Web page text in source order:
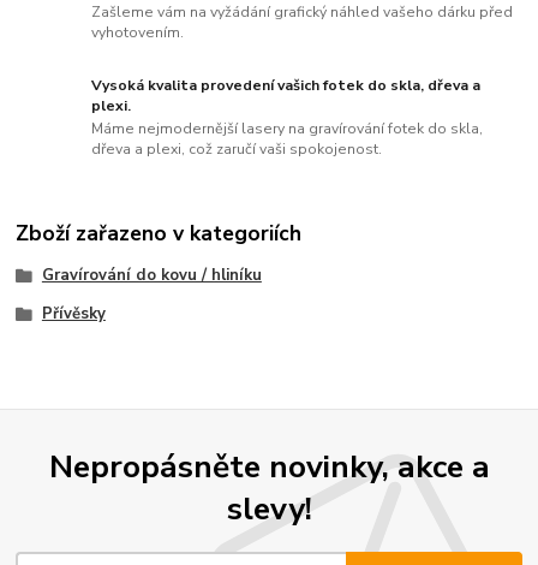
Zašleme vám na vyžádání grafický náhled vašeho dárku před
vyhotovením.
Vysoká kvalita provedení vašich fotek do skla, dřeva a
plexi.
Máme nejmodernější lasery na gravírování fotek do skla,
dřeva a plexi, což zaručí vaši spokojenost.
Zboží zařazeno v kategoriích
Gravírování do kovu / hliníku
Přívěsky
Nepropásněte novinky, akce a
slevy!